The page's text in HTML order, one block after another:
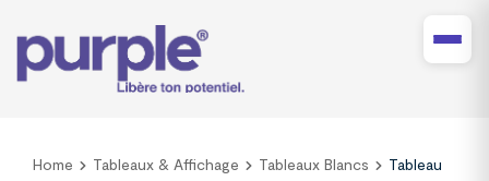
Home Tableaux & Affichage Tableaux Blancs
Tableau